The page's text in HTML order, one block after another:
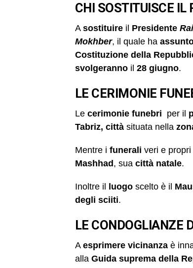
CHI SOSTITUISCE IL
A sostituire il Presidente
Mokhber, il quale ha
Costituzione della
svolgeranno il 28 giugno.
LE CERIMONIE
Le cerimonie funebri per il
Tabriz, città situata nella
Mentre i funerali veri e propri
Mashhad , sua città natale.
Inoltre il luogo scelto è il
degli sciiti.
LE CONDOGLIANZE
A esprimere vicinanza è
alla Guida suprema della